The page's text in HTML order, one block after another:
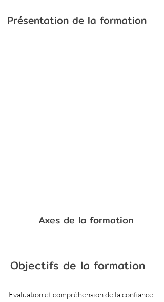
Présentation de la formation
Axes de la formation
Objectifs de la formation
Evaluation et compréhension de la confiance